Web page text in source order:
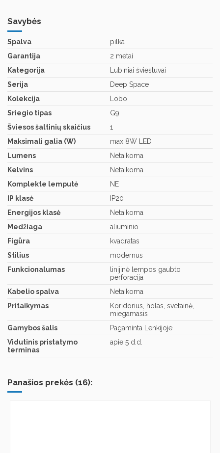
Savybės
Spalva
pilka
Garantija
2 metai
Kategorija
Lubiniai šviestuvai
Serija
Deep Space
Kolekcija
Lobo
Sriegio tipas
G9
Šviesos šaltinių skaičius
1
Maksimali galia (W)
max 8W LED
Lumens
Netaikoma
Kelvins
Netaikoma
Komplekte lemputė
NE
IP klasė
IP20
Energijos klasė
Netaikoma
Medžiaga
aliuminio
Figūra
kvadratas
Stilius
modernus
Funkcionalumas
linijinė lempos gaubto
perforacija
Kabelio spalva
Netaikoma
Pritaikymas
Koridorius, holas, svetainė,
miegamasis
Gamybos šalis
Pagaminta Lenkijoje
Vidutinis pristatymo
terminas
apie 5 d.d.
Panašios prekės (16):